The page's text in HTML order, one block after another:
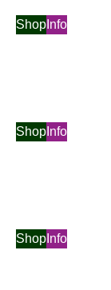
Shop Info
Shop Info
Shop Info